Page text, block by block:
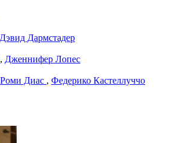
Дэвид Дармстадер
, Дженнифер Лопес
Роми Диас , Федерико Кастеллуччо